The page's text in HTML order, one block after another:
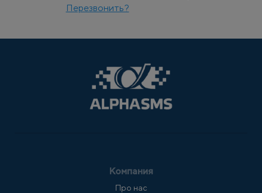
Перезвонить?
Компания
Про нас